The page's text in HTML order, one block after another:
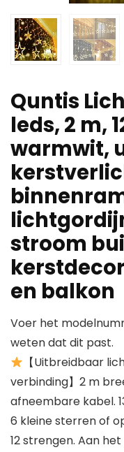
Quntis
leds, 2 m,
warmwit,
stroom
en balkon
Voer het
weten dat dit past.
【Uitbreidbaar
verbinding】2 m
afneembare kabel.
6 kleine sterren of
12 strengen. Aan